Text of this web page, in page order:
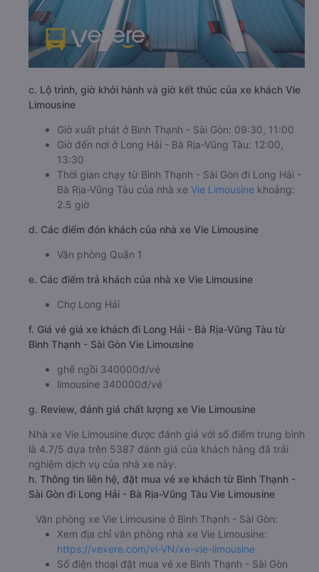
c. Lộ trình, giờ khởi hành và giờ kết thúc của xe khách Vie
Limousine
Giờ xuất phát ở Bình Thạnh - Sài Gòn: 09:30, 11:00
Giờ đến nơi ở Long Hải - Bà Rịa-Vũng Tàu: 12:00,
13:30
Thời gian chạy từ Bình Thạnh - Sài Gòn đi Long Hải -
Bà Rịa-Vũng Tàu của nhà xe Vie Limousine khoảng:
2.5 giờ
d. Các điểm đón khách của nhà xe Vie Limousine
Văn phòng Quận 1
e. Các điểm trả khách của nhà xe Vie Limousine
Chợ Long Hải
f. Giá vé giá xe khách đi Long Hải - Bà Rịa-Vũng Tàu từ
Bình Thạnh - Sài Gòn Vie Limousine
ghế ngồi 340000đ/vé
limousine 340000đ/vé
g. Review, đánh giá chất lượng xe Vie Limousine
Nhà xe Vie Limousine được đánh giá với số điểm trung bình
là 4.7/5 dựa trên 5387 đánh giá của khách hàng đã trải
nghiệm dịch vụ của nhà xe này.
h. Thông tin liên hệ, đặt mua vé xe khách từ Bình Thạnh -
Sài Gòn đi Long Hải - Bà Rịa-Vũng Tàu Vie Limousine
Văn phòng xe Vie Limousine ở Bình Thạnh - Sài Gòn:
Xem địa chỉ văn phòng nhà xe Vie Limousine:
https://vexere.com/vi-VN/xe-vie-limousine
Số điện thoại đặt mua vé xe Bình Thạnh - Sài Gòn